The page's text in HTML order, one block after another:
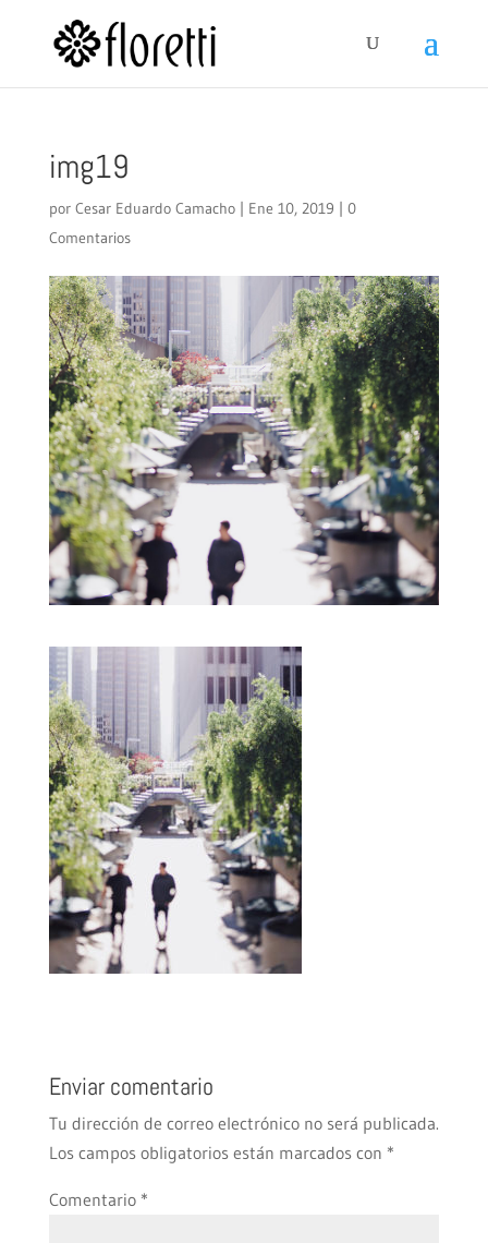
img19
por Cesar Eduardo Camacho| Ene 10, 2019 | 0
Comentarios
Enviar comentario
Tu dirección de correo electrónico no será publicada.
Los campos obligatorios están marcados con *
Comentario *